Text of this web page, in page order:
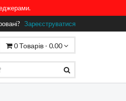
Зареєструватися
0Товарів - 0.00